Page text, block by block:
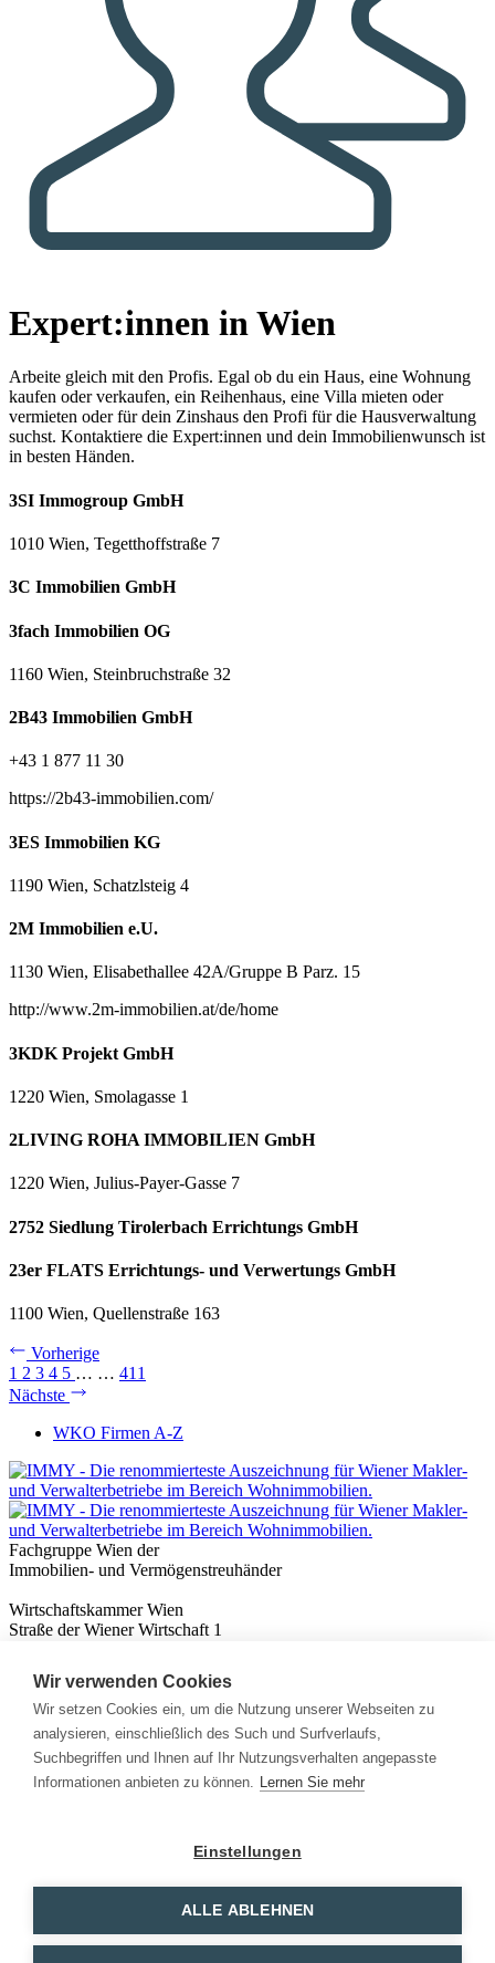
Expert:innen in Wien
Arbeite gleich mit den Profis. Egal ob du ein Haus, eine Wohnung
kaufen oder verkaufen, ein Reihenhaus, eine Villa mieten oder
vermieten oder für dein Zinshaus den Profi für die Hausverwaltung
suchst. Kontaktiere die Expert:innen und dein Immobilienwunsch ist
in besten Händen.
3SI Immogroup GmbH
1010 Wien, Tegetthoffstraße 7
3C Immobilien GmbH
3fach Immobilien OG
1160 Wien, Steinbruchstraße 32
2B43 Immobilien GmbH
+43 1 877 11 30
https://2b43-immobilien.com/
3ES Immobilien KG
1190 Wien, Schatzlsteig 4
2M Immobilien e.U.
1130 Wien, Elisabethallee 42A/Gruppe B Parz. 15
http://www.2m-immobilien.at/de/home
3KDK Projekt GmbH
1220 Wien, Smolagasse 1
2LIVING ROHA IMMOBILIEN GmbH
1220 Wien, Julius-Payer-Gasse 7
2752 Siedlung Tirolerbach Errichtungs GmbH
23er FLATS Errichtungs- und Verwertungs GmbH
1100 Wien, Quellenstraße 163
Vorherige
1 2 3 4 5 … … 411
Nächste
WKO Firmen A-Z
Fachgruppe Wien der
Immobilien- und Vermögenstreuhänder
Wirtschaftskammer Wien
Straße der Wiener Wirtschaft 1
Nützliches
Immobilienwissen
Formulare & Rechner
Expert:innen
Info
Wir verwenden Cookies
Wir setzen Cookies ein, um die Nutzung unserer Webseiten zu
analysieren, einschließlich des Such und Surfverlaufs,
Suchbegriffen und Ihnen auf Ihr Nutzungsverhalten angepasste
Informationen anbieten zu können. Lernen Sie mehr
Einstellungen
ALLE ABLEHNEN